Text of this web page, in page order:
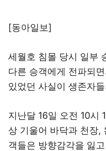
[동아일보]
세월호 침몰 당시 일부
다른 승객에게 전파되
있었던 사실이 생존자
지난달 16일 오전 10시
상 기울어 바닥과 천장,
객들은 방향감각을 잃